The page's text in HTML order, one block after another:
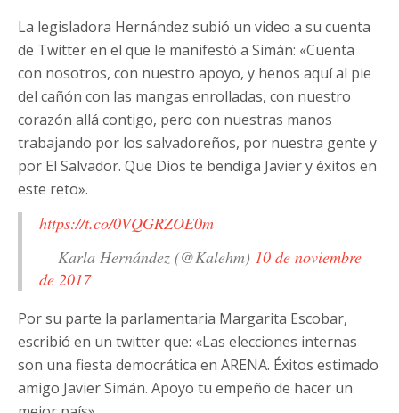
La legisladora Hernández subió un video a su cuenta
de Twitter en el que le manifestó a Simán: «Cuenta
con nosotros, con nuestro apoyo, y henos aquí al pie
del cañón con las mangas enrolladas, con nuestro
corazón allá contigo, pero con nuestras manos
trabajando por los salvadoreños, por nuestra gente y
por El Salvador. Que Dios te bendiga Javier y éxitos en
este reto».
https://t.co/0VQGRZOE0m
— Karla Hernández (@Kalehm) 10 de noviembre
de 2017
Por su parte la parlamentaria Margarita Escobar,
escribió en un twitter que: «Las elecciones internas
son una fiesta democrática en ARENA. Éxitos estimado
amigo Javier Simán. Apoyo tu empeño de hacer un